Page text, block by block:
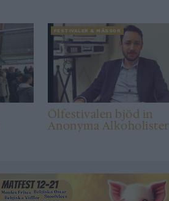
FESTIVALER & MÄSSOR
Ölfestivalen bjöd in
Anonyma Alkoholister